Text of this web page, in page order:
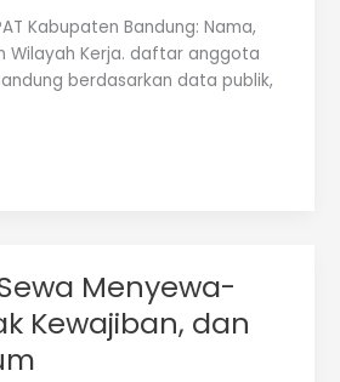
Kabupaten Bandung: Nama,
Wilayah Kerja. daftar anggota
berdasarkan data publik,
Menyewa-
Kewajiban, dan